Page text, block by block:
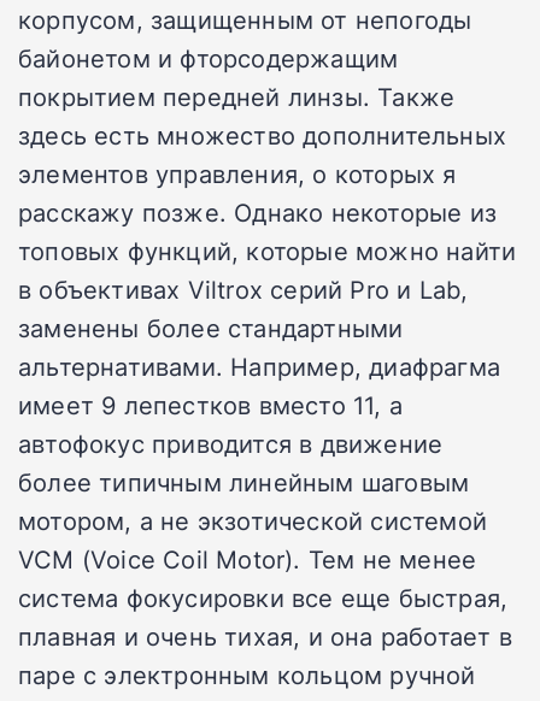
корпусом, защищенным от непогоды
байонетом и фторсодержащим
покрытием передней линзы. Также
здесь есть множество дополнительных
элементов управления, о которых я
расскажу позже. Однако некоторые из
топовых функций, которые можно найти
в объективах Viltrox серий Pro и Lab,
заменены более стандартными
альтернативами. Например, диафрагма
имеет 9 лепестков вместо 11, а
автофокус приводится в движение
более типичным линейным шаговым
мотором, а не экзотической системой
VCM (Voice Coil Motor). Тем не менее
система фокусировки все еще быстрая,
плавная и очень тихая, и она работает в
паре с электронным кольцом ручной